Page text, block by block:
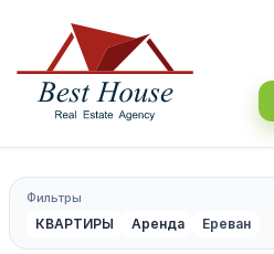
Фильтры
КВАРТИРЫ Аренда Ереван